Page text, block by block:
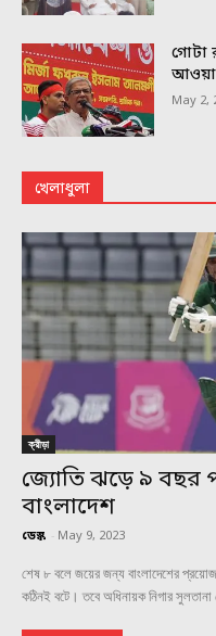
গোটা
May 2,
খেলাধুলা
ক্রীড়া
জ্যোতি ঝড়ে ৯ বছর
বাংলাদেশ
ডেস্ক - May 9, 2023
শেষ ৮ বলে জয়ের জন্য বাংলাদেশের
কঠিনই বটে। তবে অধিনায়ক নিগার